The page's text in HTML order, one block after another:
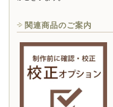
関連商品のご案内